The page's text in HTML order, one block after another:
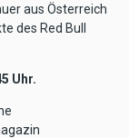
aus Österreich
des Red Bull
Uhr.